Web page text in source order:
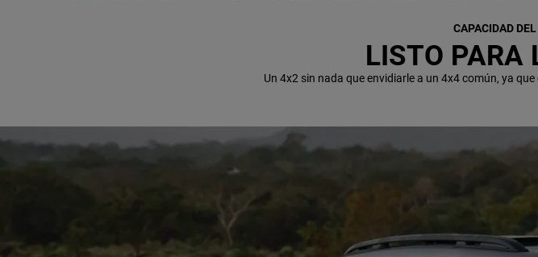
CAPACIDAD
LISTO PARA
Un 4x2 sin nada que envidiarle a un 4x4 común, ya